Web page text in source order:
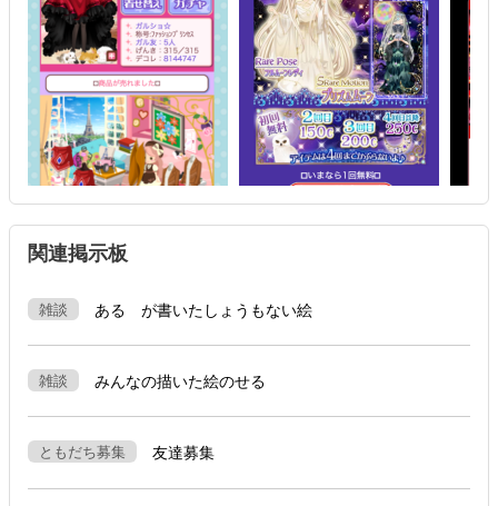
関連掲示板
雑談 ある が書いたしょうもない絵
雑談 みんなの描いた絵のせる
ともだち募集 友達募集